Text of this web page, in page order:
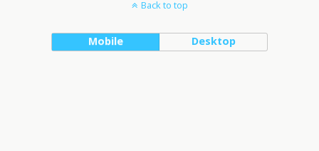
Back to top
Mobile Desktop